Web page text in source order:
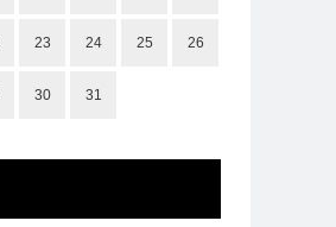
23 24 25 26
30
31